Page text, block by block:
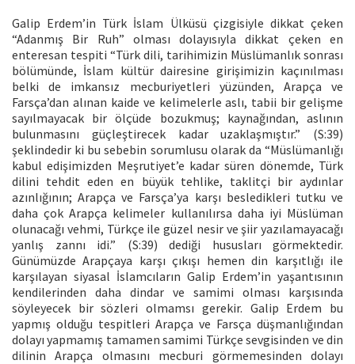
Galip Erdem’in Türk İslam Ülküsü çizgisiyle dikkat çeken
“Adanmış Bir Ruh” olması dolayısıyla dikkat çeken en
enteresan tespiti “Türk dili, tarihimizin Müslümanlık sonrası
bölümünde, İslam kültür dairesine girişimizin kaçınılması
belki de imkansız mecburiyetleri yüzünden, Arapça ve
Farsça’dan alınan kaide ve kelimelerle aslı, tabii bir gelişme
sayılmayacak bir ölçüde bozukmuş; kaynağından, aslının
bulunmasını güçleştirecek kadar uzaklaşmıştır.” (S:39)
şeklindedir ki bu sebebin sorumlusu olarak da “Müslümanlığı
kabul edişimizden Meşrutiyet’e kadar süren dönemde, Türk
dilini tehdit eden en büyük tehlike, taklitçi bir aydınlar
azınlığının; Arapça ve Farsça’ya karşı besledikleri tutku ve
daha çok Arapça kelimeler kullanılırsa daha iyi Müslüman
olunacağı vehmi, Türkçe ile güzel nesir ve şiir yazılamayacağı
yanlış zannı idi.” (S:39) dediği hususları görmektedir.
Günümüzde Arapçaya karşı çıkışı hemen din karşıtlığı ile
karşılayan siyasal İslamcıların Galip Erdem’in yaşantısının
kendilerinden daha dindar ve samimi olması karşısında
söyleyecek bir sözleri olmamsı gerekir. Galip Erdem bu
yapmış olduğu tespitleri Arapça ve Farsça düşmanlığından
dolayı yapmamış tamamen samimi Türkçe sevgisinden ve din
dilinin Arapça olmasını mecburi görmemesinden dolayı